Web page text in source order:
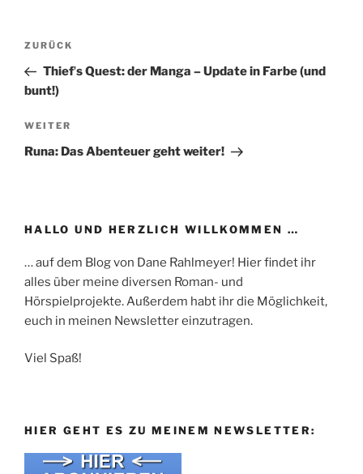
Beitragsnavigation
Vorheriger
Beitrag
ZURÜCK
Thiefʼs Quest: der Manga – Update in Farbe (und
bunt!)
Nächster
Beitrag
WEITER
Runa: Das Abenteuer geht weiter!
HALLO UND HERZLICH WILLKOMMEN …
… auf dem Blog von Dane Rahlmeyer! Hier findet ihr
alles über meine diversen Roman- und
Hörspielprojekte. Außerdem habt ihr die Möglichkeit,
euch in meinen Newsletter einzutragen.
Viel Spaß!
HIER GEHT ES ZU MEINEM NEWSLETTER: